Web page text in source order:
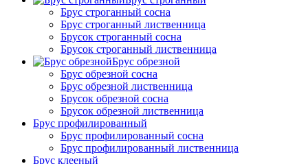
Брус строганный сосна
Брус строганный лиственница
Брусок строганный сосна
Брусок строганный лиственница
Брус обрезной
Брус обрезной сосна
Брус обрезной лиственница
Брусок обрезной сосна
Брусок обрезной лиственница
Брус профилированный
Брус профилированный сосна
Брус профилированный лиственница
Брус клееный